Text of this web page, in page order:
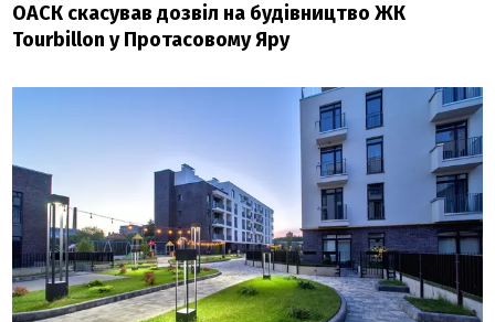
ОАСК скасував дозвіл на будівництво ЖК
Tourbillon у Протасовому Яру